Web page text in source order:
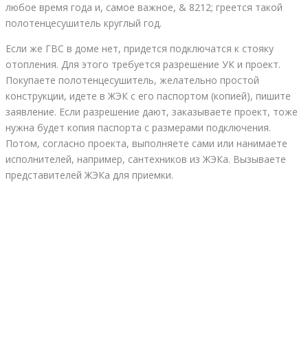
любое время года и, самое важное, & 8212; греется такой
полотенцесушитель круглый год.
Если же ГВС в доме нет, придется подключатся к стояку
отопления. Для этого требуется разрешение УК и проект.
Покупаете полотенцесушитель, желательно простой
конструкции, идете в ЖЭК с его паспортом (копией), пишите
заявление. Если разрешение дают, заказываете проект, тоже
нужна будет копия паспорта с размерами подключения.
Потом, согласно проекта, выполняете сами или нанимаете
исполнителей, например, сантехников из ЖЭКа. Вызываете
представителей ЖЭКа для приемки.